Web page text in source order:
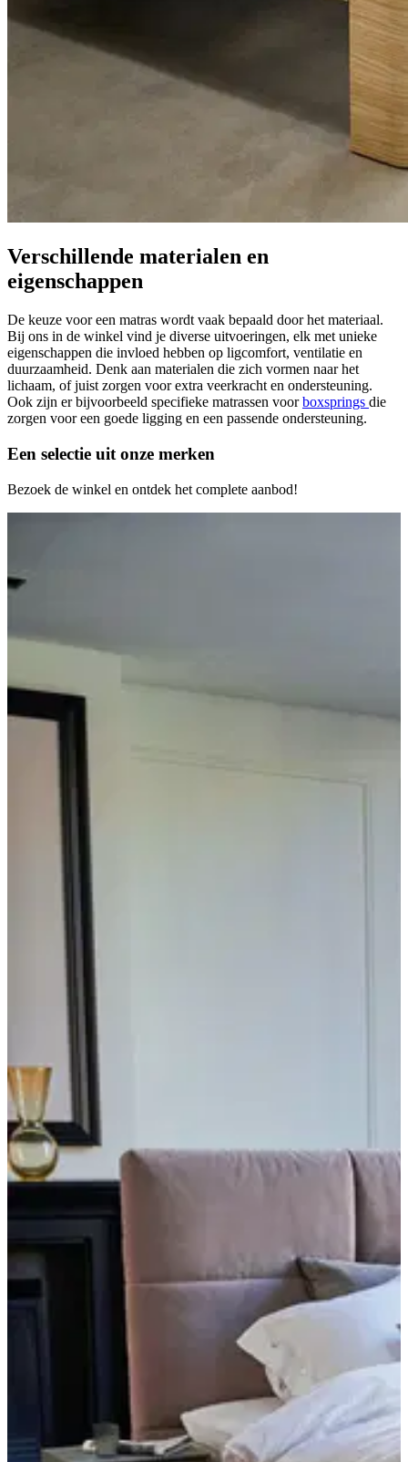
Verschillende materialen en
eigenschappen
De keuze voor een matras wordt vaak bepaald door het materiaal.
Bij ons in de winkel vind je diverse uitvoeringen, elk met unieke
eigenschappen die invloed hebben op ligcomfort, ventilatie en
duurzaamheid. Denk aan materialen die zich vormen naar het
lichaam, of juist zorgen voor extra veerkracht en ondersteuning.
Ook zijn er bijvoorbeeld specifieke matrassen voorboxsprings die
zorgen voor een goede ligging en een passende ondersteuning.
Een selectie uit onze merken
Bezoek de winkel en ontdek het complete aanbod!